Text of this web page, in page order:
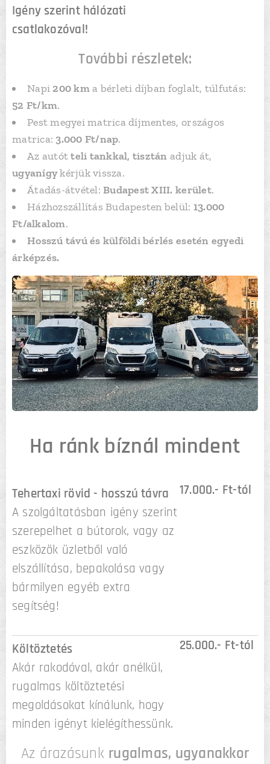
Igény szerint hálózati
csatlakozóval!
További részletek:
Napi 200 kma bérleti díjban foglalt, túlfutás:
52 Ft/km.
Pest megyei matrica díjmentes, országos
matrica: 3.000 Ft/nap.
Az autótteli tankkal, tisztánadjuk át,
ugyanígykérjük vissza.
Átadás-átvétel:Budapest XIII. kerület.
Házhozszállítás Budapesten belül: 13.000
Ft/alkalom.
Hosszú távú és külföldi bérlés esetén egyedi
árképzés.
Ha ránk bíznál mindent
Tehertaxi rövid - hosszú távra
A szolgáltatásban igény szerint
szerepelhet a bútorok, vagy az
eszközök üzletből való
elszállítása, bepakolása vagy
bármilyen egyéb extra
segítség!
17.000.- Ft-tól
Költöztetés
Akár rakodóval, akár anélkül,
rugalmas költöztetési
megoldásokat kínálunk, hogy
minden igényt kielégíthessünk.
25.000.- Ft-tól
Az árazásunk rugalmas, ugyanakkor